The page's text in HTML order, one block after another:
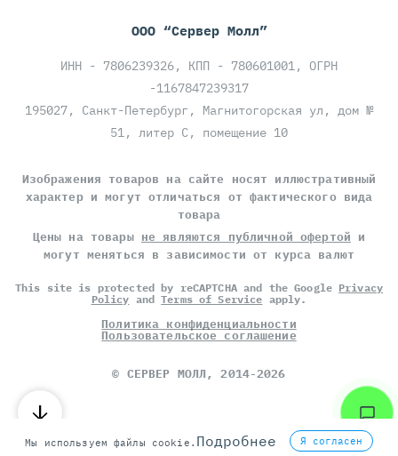
ООО “Сервер Молл”
ИНН - 7806239326, КПП - 780601001, ОГРН
-1167847239317
195027, Санкт-Петербург, Магнитогорская ул, дом №
51, литер С, помещение 10
Изображения товаров на сайте носят иллюстративный
характер и могут отличаться от фактического вида
товара
Цены на товары не являются публичной офертой и
могут меняться в зависимости от курса валют
This site is protected by reCAPTCHA and the Google Privacy
Policy andTerms of Service apply.
Политика конфиденциальности
Пользовательское соглашение
© СЕРВЕР МОЛЛ, 2014-2026
Мы используем файлы cookie. Подробнее Я согласен